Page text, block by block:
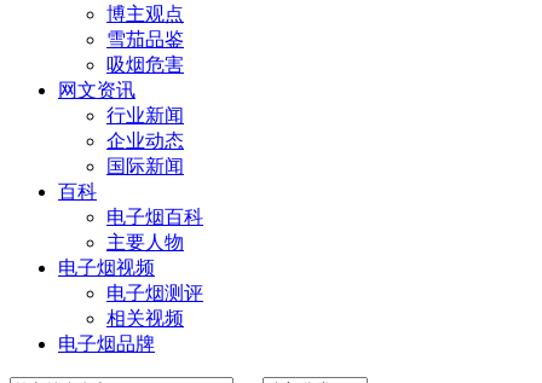
博主观点
雪茄品鉴
吸烟危害
网文资讯
行业新闻
企业动态
国际新闻
百科
电子烟百科
主要人物
电子烟视频
电子烟测评
相关视频
电子烟品牌